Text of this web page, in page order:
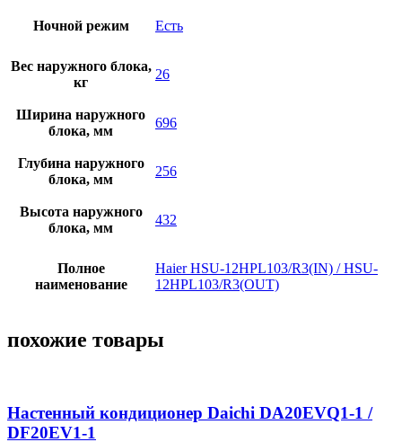
Ночной режим Есть
Вес наружного блока,
кг
26
Ширина наружного
блока, мм
696
Глубина наружного
блока, мм
256
Высота наружного
блока, мм
432
Полное
наименование
Haier HSU-12HPL103/R3(IN) / HSU-
12HPL103/R3(OUT)
похожие товары
Настенный кондиционер Daichi DA20EVQ1-1 /
DF20EV1-1